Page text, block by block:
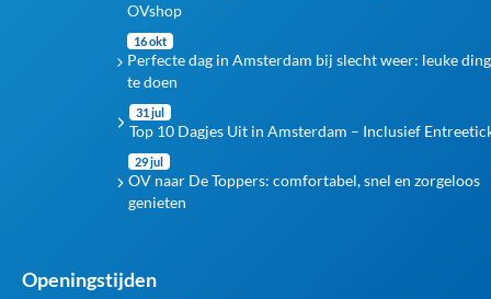
OVshop
16 okt
Perfecte dag in Amsterdam bij slecht weer: leuke
te doen
31 jul
Top 10 Dagjes Uit in Amsterdam – Inclusief
29 jul
OV naar De Toppers: comfortabel, snel en zorgeloos
genieten
Openingstijden